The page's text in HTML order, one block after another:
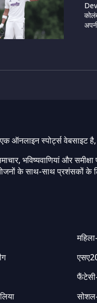
एक ऑनलाइन स्पोर्ट्स वेबसाइट
भविष्यवाणियां और
के साथ-साथ प्रशंसकों के